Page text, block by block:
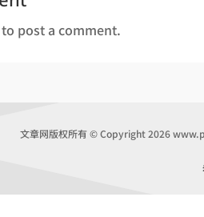
to post a comment.
文章网版权所有 © Copyright 2026